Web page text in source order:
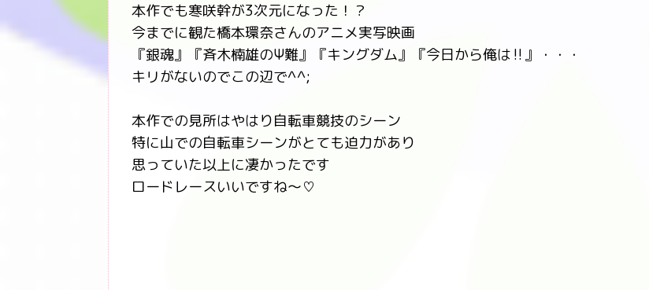
本作でも寒咲幹が3次元になった！？
今までに観た橋本環奈さんのアニメ実写映画
『銀魂』『斉木楠雄のΨ難』『キングダム』『今日から俺は‼』・・・
キリがないのでこの辺で^^;
本作での見所はやはり自転車競技のシーン
特に山での自転車シーンがとても迫力があり
思っていた以上に凄かったです
ロードレースいいですね～♡